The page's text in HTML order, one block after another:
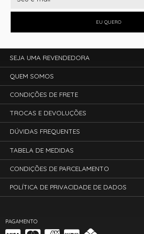
EU QUERO
PAGAMENTO
SEJA UMA REVENDEDORA
QUEM SOMOS
CONDIÇÕES DE FRETE
TROCAS E DEVOLUÇÕES
DÚVIDAS FREQUENTES
TABELA DE MEDIDAS
CONDIÇÕES DE PARCELAMENTO
POLÍTICA DE PRIVACIDADE DE DADOS